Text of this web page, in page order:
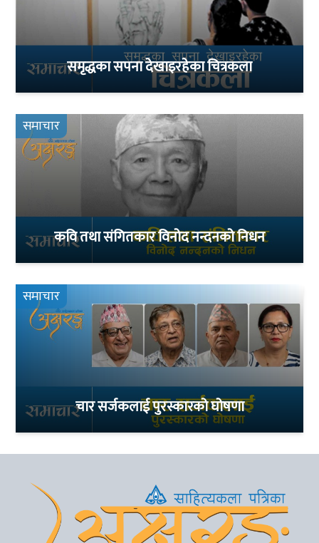
समृद्धका सपना देखाइरहेका चित्रकला
समाचार
कवि तथा संगितकार विनोद नन्दनको निधन
समाचार
चार सर्जकलाई पुरस्कारको घोषणा